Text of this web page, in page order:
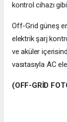
kontrol cihazı
Off-Grid güneş
elektrik şarj
ve aküler
vasıtasıyla AC
(OFF-GRİD